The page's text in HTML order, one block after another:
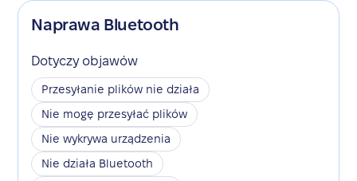
Naprawa Bluetooth
Dotyczy objawów
Przesyłanie plików nie działa
Nie mogę przesyłać plików
Nie wykrywa urządzenia
Nie działa Bluetooth